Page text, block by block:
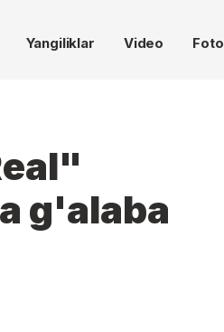
Yangiliklar Video Foto
g'alaba